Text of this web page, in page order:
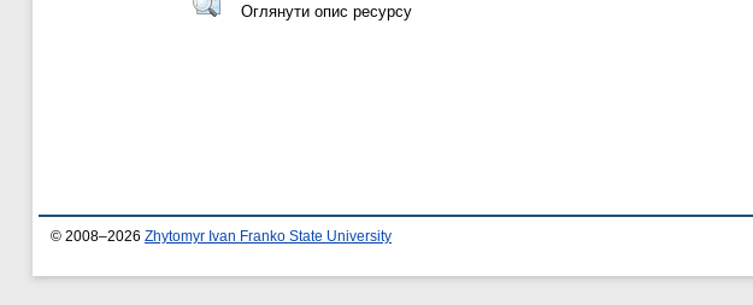
Оглянути опис ресурсу
© 2008–2026 Zhytomyr Ivan Franko State University